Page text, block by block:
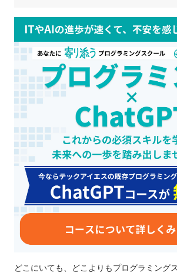
どこにいても、どこよりもプログラミング